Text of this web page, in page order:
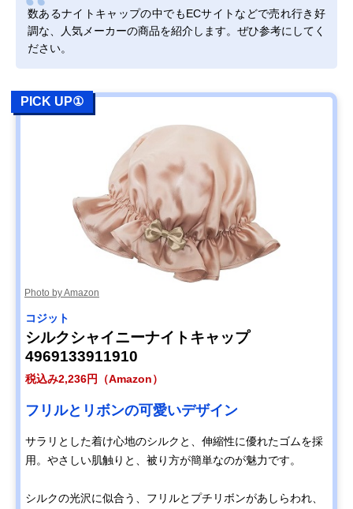
数あるナイトキャップの中でもECサイトなどで売れ行き好
調な、人気メーカーの商品を紹介します。ぜひ参考にしてく
ださい。
PICK UP①
Photo by Amazon
コジット
シルクシャイニーナイトキャップ
4969133911910
税込み2,236円（Amazon）
フリルとリボンの可愛いデザイン
サラリとした着け心地のシルクと、伸縮性に優れたゴムを採
用。やさしい肌触りと、被り方が簡単なのが魅力です。
シルクの光沢に似合う、フリルとプチリボンがあしらわれ、